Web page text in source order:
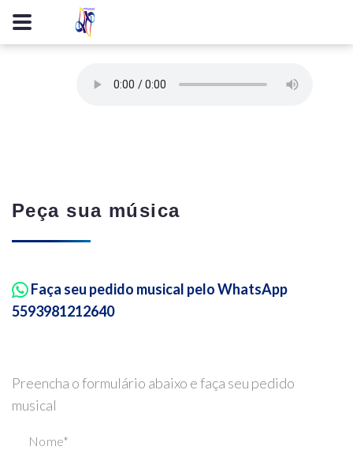
Peça sua música
Faça seu pedido musical pelo WhatsApp
5593981212640
Preencha o formulário abaixo e faça seu pedido
musical
Nome*